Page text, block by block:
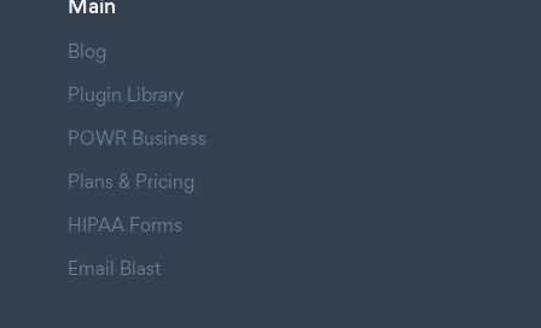
Main
Blog
Plugin Library
POWR Business
Plans & Pricing
HIPAA Forms
Email Blast